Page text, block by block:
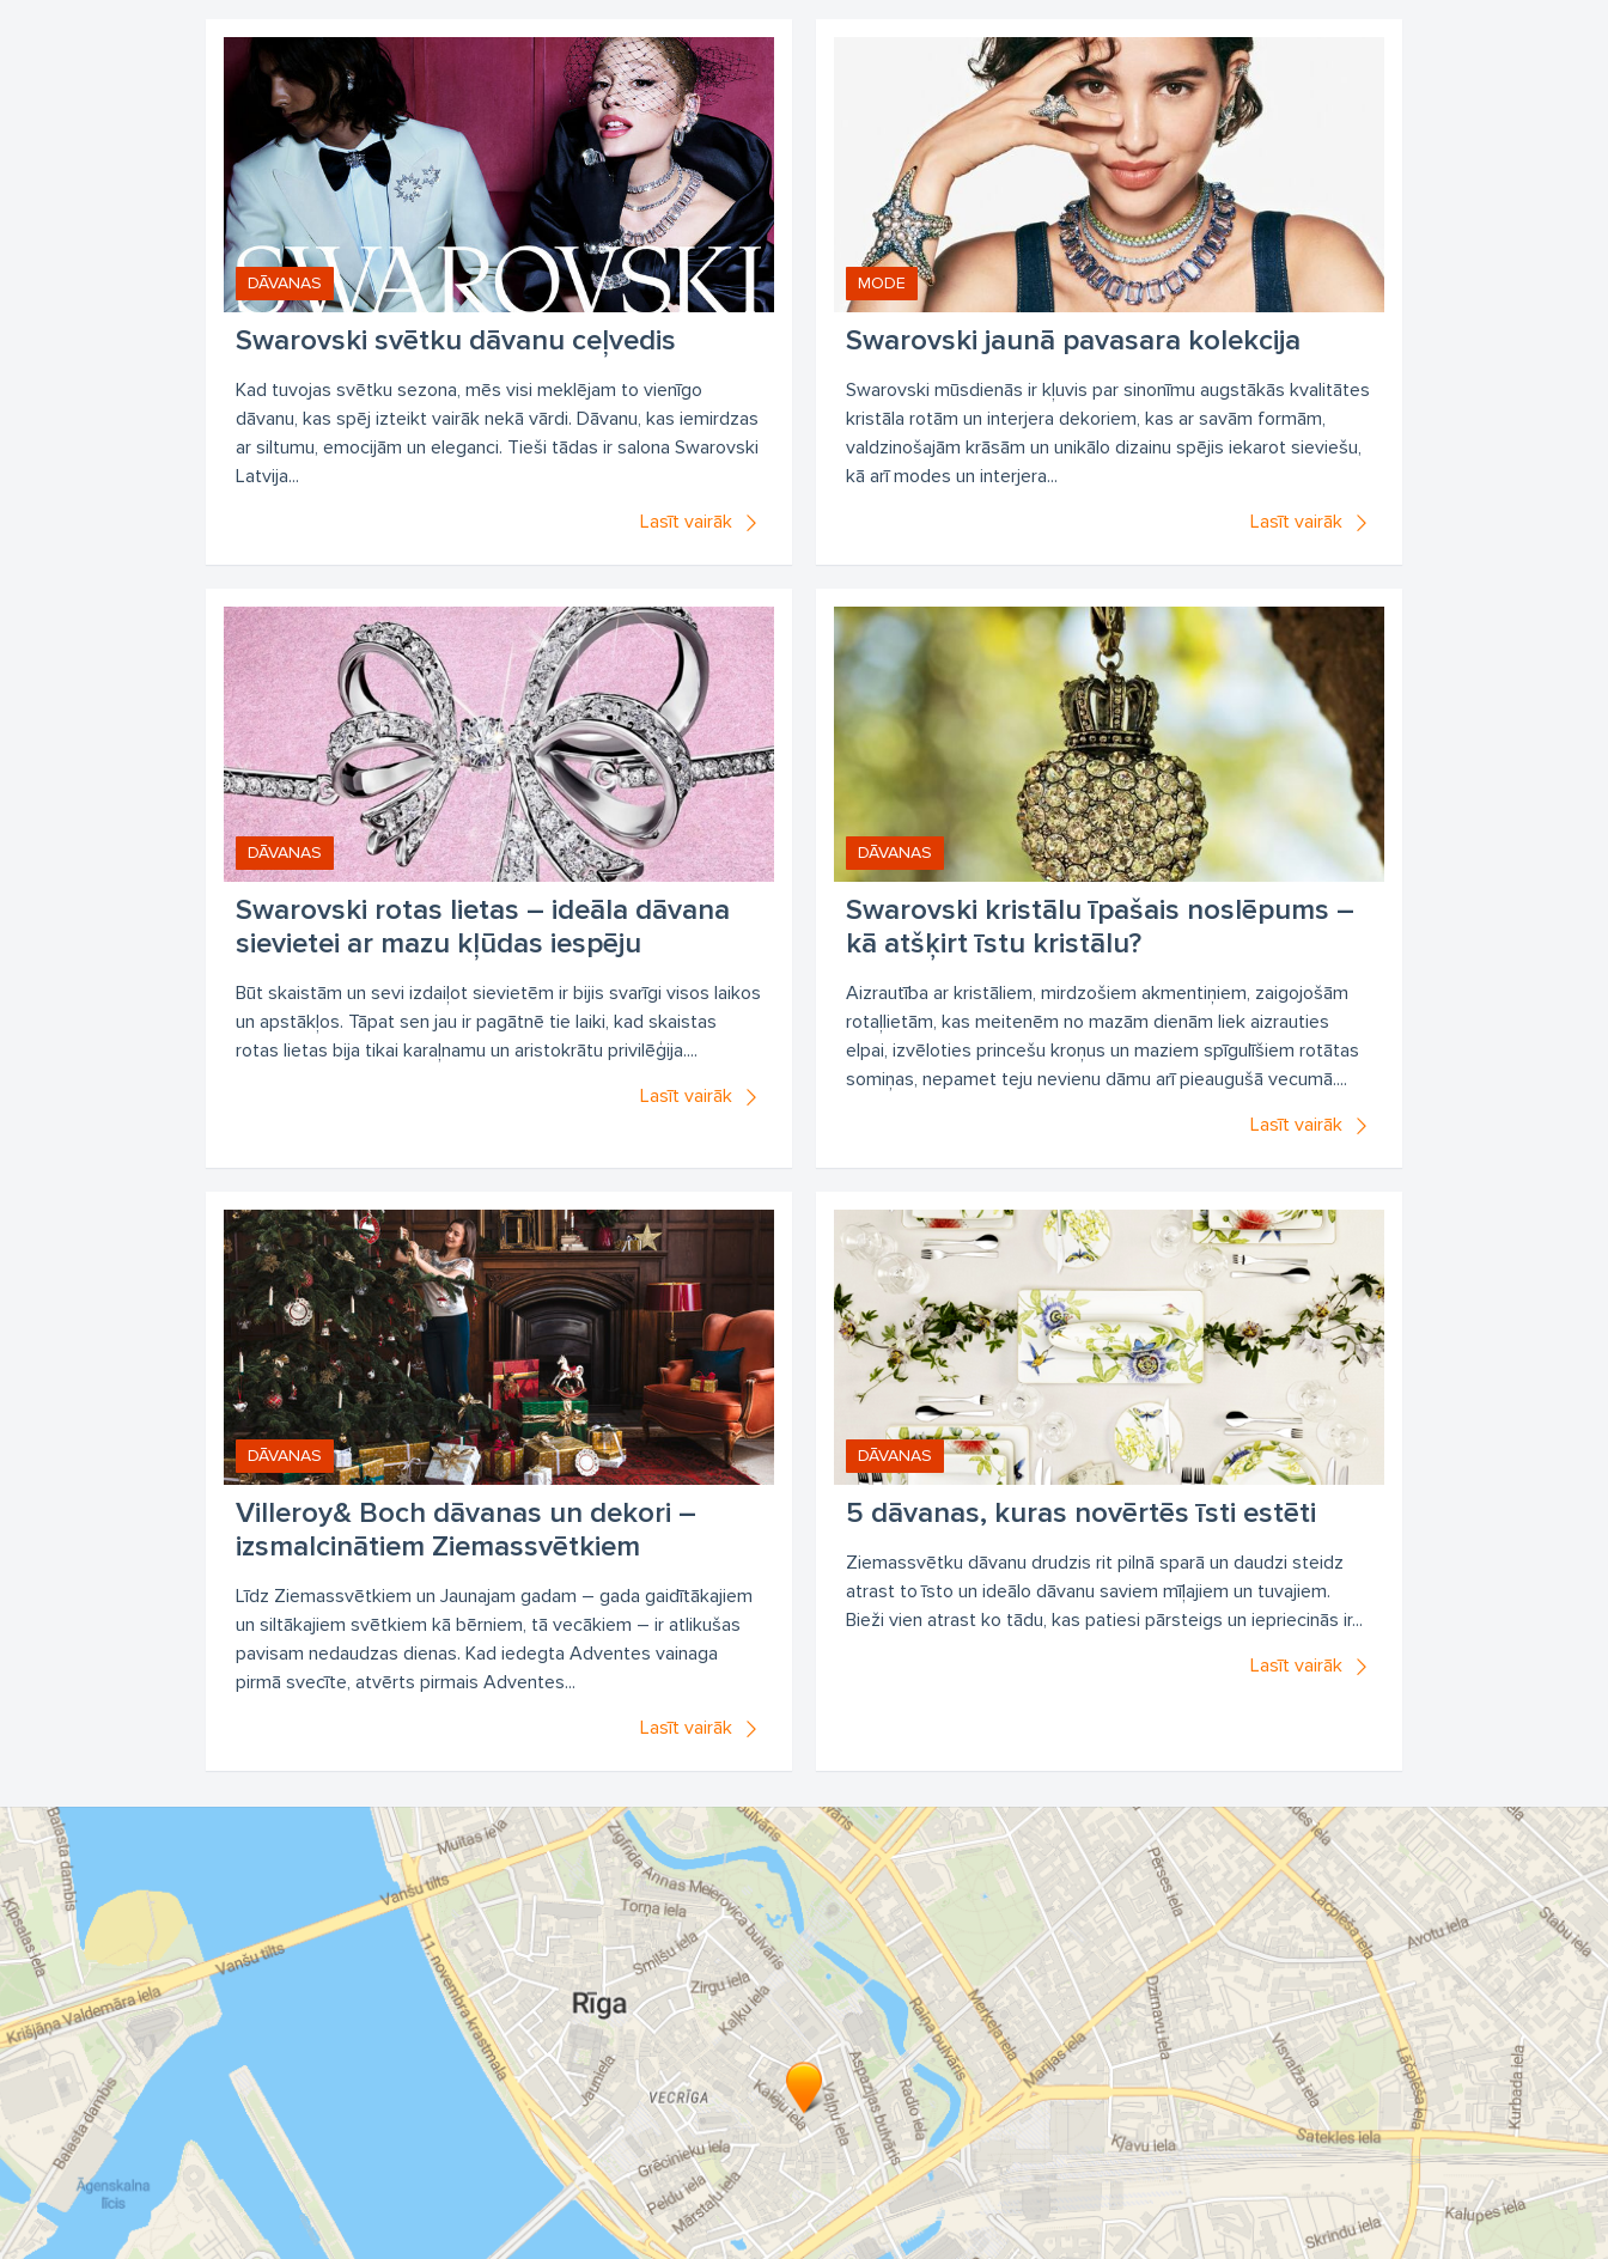
Swarovski svētku dāvanu ceļvedis
DĀVANAS
Kad tuvojas svētku sezona, mēs visi meklējam to vienīgo
dāvanu, kas spēj izteikt vairāk nekā vārdi. Dāvanu, kas iemirdzas
ar siltumu, emocijām un eleganci. Tieši tādas ir salona Swarovski
Latvija...
Lasīt vairāk
Swarovski jaunā pavasara kolekcija
MODE
Swarovski mūsdienās ir kļuvis par sinonīmu augstākās kvalitātes
kristāla rotām un interjera dekoriem, kas ar savām formām,
valdzinošajām krāsām un unikālo dizainu spējis iekarot sieviešu,
kā arī modes un interjera...
Lasīt vairāk
Swarovski rotas lietas – ideāla dāvana
sievietei ar mazu kļūdas iespēju
DĀVANAS
Būt skaistām un sevi izdaiļot sievietēm ir bijis svarīgi visos laikos
un apstākļos. Tāpat sen jau ir pagātnē tie laiki, kad skaistas
rotas lietas bija tikai karaļnamu un aristokrātu privilēģija....
Lasīt vairāk
Swarovski kristālu īpašais noslēpums –
kā atšķirt īstu kristālu?
DĀVANAS
Aizrautība ar kristāliem, mirdzošiem akmentiņiem, zaigojošām
rotaļlietām, kas meitenēm no mazām dienām liek aizrauties
elpai, izvēloties princešu kroņus un maziem spīgulīšiem rotātas
somiņas, nepamet teju nevienu dāmu arī pieaugušā vecumā....
Lasīt vairāk
Villeroy& Boch dāvanas un dekori –
izsmalcinātiem Ziemassvētkiem
DĀVANAS
Līdz Ziemassvētkiem un Jaunajam gadam – gada gaidītākajiem
un siltākajiem svētkiem kā bērniem, tā vecākiem – ir atlikušas
pavisam nedaudzas dienas. Kad iedegta Adventes vainaga
pirmā svecīte, atvērts pirmais Adventes...
Lasīt vairāk
5 dāvanas, kuras novērtēs īsti estēti
DĀVANAS
Ziemassvētku dāvanu drudzis rit pilnā sparā un daudzi steidz
atrast to īsto un ideālo dāvanu saviem mīļajiem un tuvajiem.
Bieži vien atrast ko tādu, kas patiesi pārsteigs un iepriecinās ir...
Lasīt vairāk